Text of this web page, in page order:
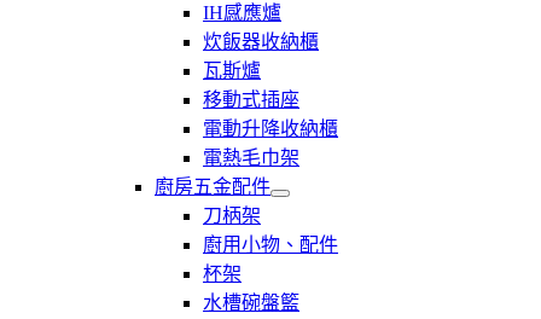
IH感應爐
炊飯器收納櫃
瓦斯爐
移動式插座
電動升降收納櫃
電熱毛巾架
廚房五金配件
廚
五
刀柄架
廚用小物、配件
杯架
水槽碗盤籃